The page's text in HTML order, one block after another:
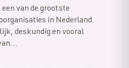
van de grootste
in Nederland.
deskundig en vooral